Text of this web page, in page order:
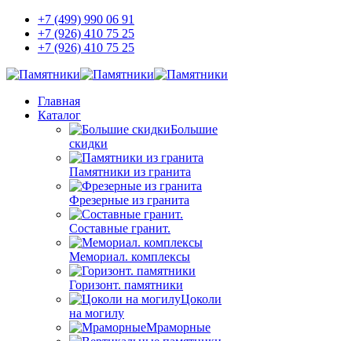
+7 (499) 990 06 91
+7 (926) 410 75 25
+7 (926) 410 75 25
Главная
Каталог
Большие
скидки
Памятники из гранита
Фрезерные из гранита
Составные гранит.
Мемориал. комплексы
Горизонт. памятники
Цоколи
на могилу
Мраморные